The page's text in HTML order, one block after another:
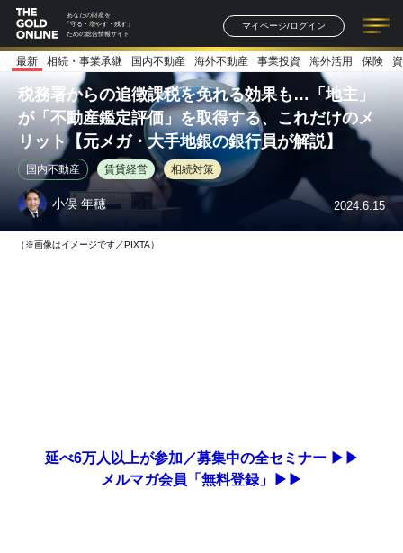
あなたの財産を
「守る・増やす・残す」
ための総合情報サイト
マイページ/ログイン
記事一覧 連載一覧
著者一覧 書籍一覧
最新 相続・事業承継 国内不動産 海外不動産 事業投資 海外活用 保険
税務署からの追徴課税を免れる効果も…「地主」
が「不動産鑑定評価」を取得する、これだけのメ
リット【元メガ・大手地銀の銀行員が解説】
国内不動産 賃貸経営 相続対策
小俣 年穂 2024.6.15
（※画像はイメージです／PIXTA）
延べ6万人以上が参加／募集中の全セミナー ▶▶
メルマガ会員「無料登録」▶▶